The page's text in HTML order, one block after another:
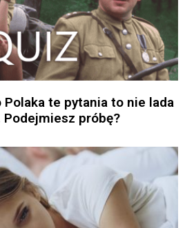
te pytania to nie lada
Podejmiesz próbę?